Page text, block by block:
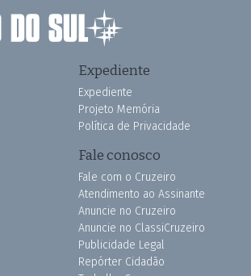
Expediente
Expediente
Projeto Memória
Política de Privacidade
Fale conosco
Fale com o Cruzeiro
Atendimento ao Assinante
Anuncie no Cruzeiro
Anuncie no ClassiCruzeiro
Publicidade Legal
Repórter Cidadão